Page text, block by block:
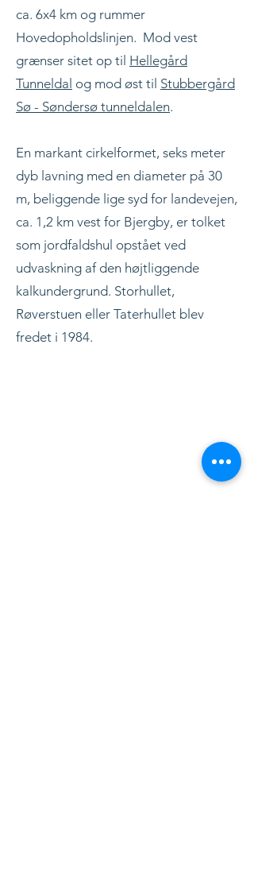
ca. 6x4 km og rummer
Hovedopholdslinjen. Mod vest
grænser sitet op til Hellegård
Tunneldal og mod øst til Stubbergård
Sø - Søndersø tunneldalen.
En markant cirkelformet, seks meter
dyb lavning med en diameter på 30
m, beliggende lige syd for landevejen,
ca. 1,2 km vest for Bjergby, er tolket
som jordfaldshul opstået ved
udvaskning af den højtliggende
kalkundergrund. Storhullet,
Røverstuen eller Taterhullet blev
fredet i 1984.